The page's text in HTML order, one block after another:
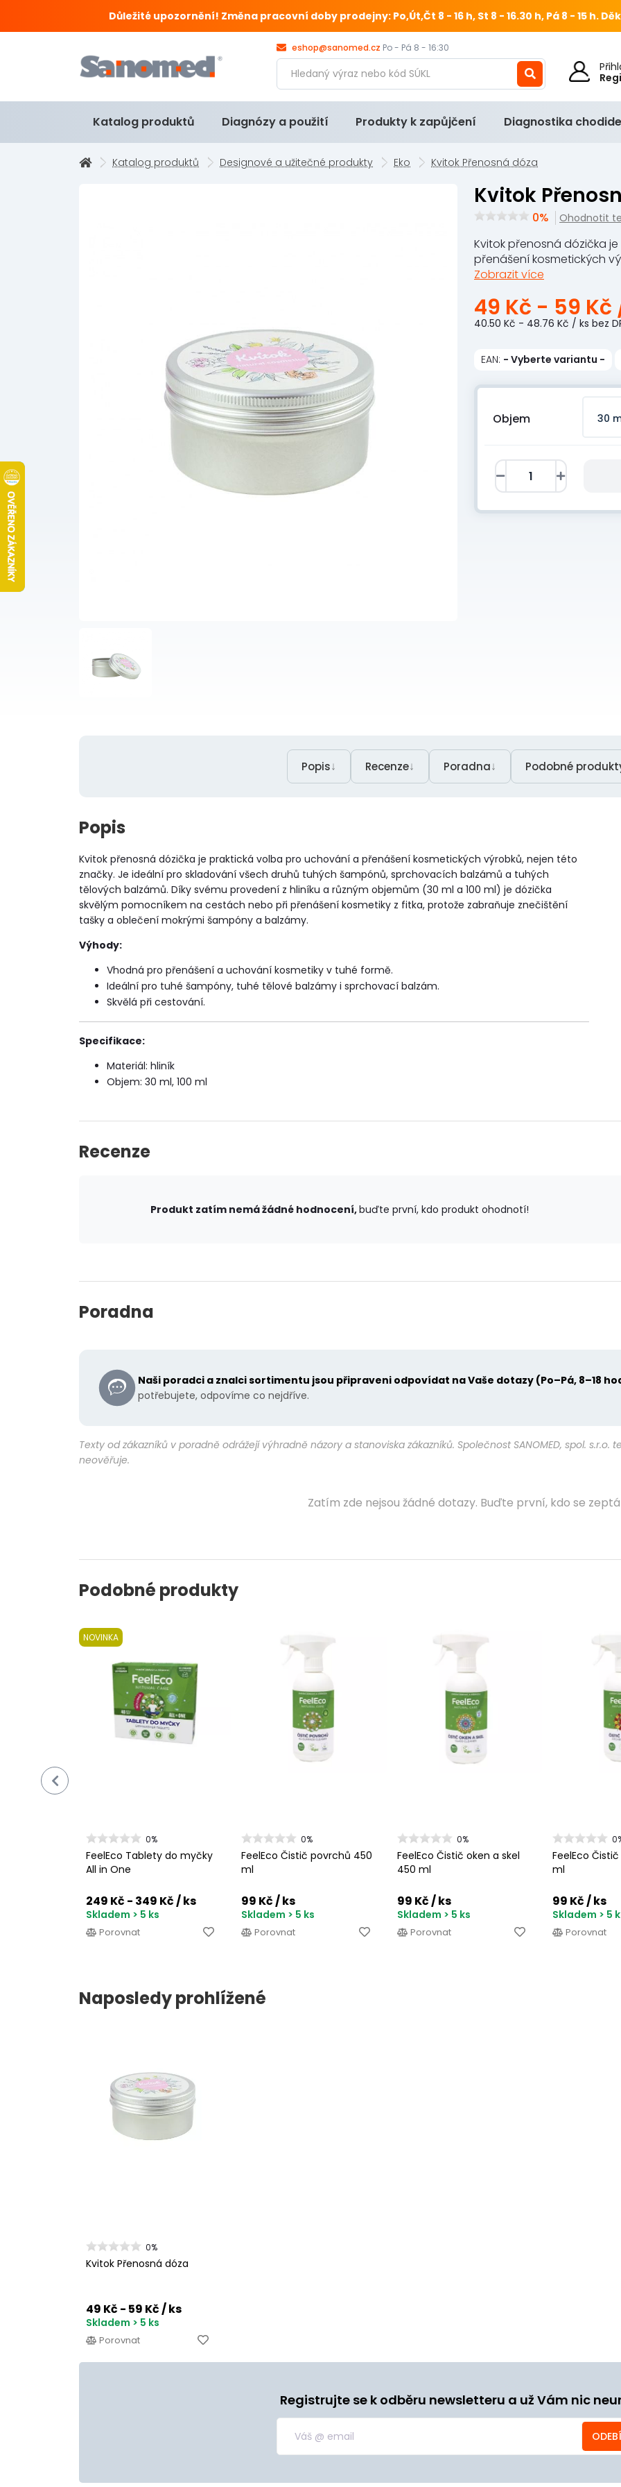
Důležité upozornění! Změna pracovní doby prodejny: Po,Út,Čt 8 - 16 h, St 8 - 16.30 h, Pá 8 - 15 h.
eshop@sanomed.cz Po - Pá 8 - 16:30
Katalog produktů Diagnózy a použití Produkty k zapůjčení Diagnostika
Katalog produktů Designové a užitečné produkty Eko Kvitok Přenosná dóza
Kvitok
0% Ohodnotit
Kvitok přenosná dózička
přenášení kosmetických
Zobrazit více
49 Kč - 59 Kč
40.50 Kč - 48.76 Kč / ks bez
EAN: - Vyberte variantu -
Objem 30
Popis↓ Recenze↓ Poradna↓ Podobné
Popis
Kvitok přenosná dózička je praktická volba pro uchování a přenášení kosmetických výrobků, nejen této
značky. Je ideální pro skladování všech druhů tuhých šampónů, sprchovacích balzámů a tuhých
tělových balzámů. Díky svému provedení z hliníku a různým objemům (30 ml a 100 ml) je dózička
skvělým pomocníkem na cestách nebo při přenášení kosmetiky z fitka, protože zabraňuje znečištění
tašky a oblečení mokrými šampóny a balzámy.
Výhody:
Vhodná pro přenášení a uchování kosmetiky v tuhé formě.
Ideální pro tuhé šampóny, tuhé tělové balzámy i sprchovací balzám.
Skvělá při cestování.
Specifikace:
Materiál: hliník
Objem: 30 ml, 100 ml
Recenze
Produkt zatím nemá žádné hodnocení,buďte první, kdo produkt ohodnotí!
Poradna
Naši poradci a znalci sortimentu jsou připraveni odpovídat na Vaše dotazy (Po–Pá, 8–18
potřebujete, odpovíme co nejdříve.
Texty od zákazníků v poradně odrážejí výhradně názory a stanoviska zákazníků. Společnost SANOMED, spol.
neověřuje.
Zatím zde nejsou žádné dotazy. Buďte první, kdo se
Podobné produkty
NOVINKA
0%
FeelEco Tablety do myčky
All in One
249 Kč - 349 Kč/ ks
Skladem > 5 ks
Porovnat
0%
FeelEco Čistič povrchů 450
ml
99 Kč/ ks
Skladem > 5 ks
Porovnat
0%
FeelEco Čistič oken a skel
450 ml
99 Kč/ ks
Skladem > 5 ks
Porovnat
FeelEco
ml
99 Kč/ ks
Skladem > 5
Porovnat
Naposledy prohlížené
0%
Kvitok Přenosná dóza
49 Kč - 59 Kč/ ks
Skladem > 5 ks
Porovnat
Registrujte se k odběru newsletteru a už Vám nic